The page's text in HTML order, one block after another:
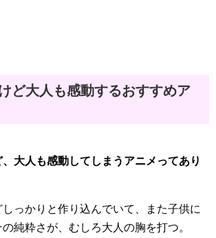
ど大人も感動するおすすめア
大人も感動してしまうアニメってあり
っかりと作り込んでいて、また子供に
純粋さが、むしろ大人の胸を打つ。